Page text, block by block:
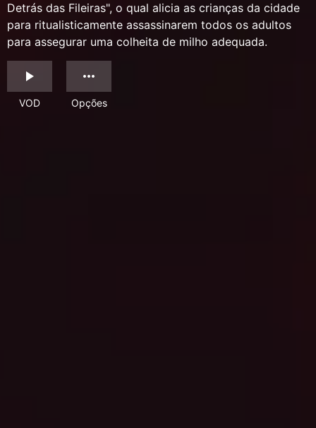
Detrás das Fileiras", o qual alicia as crianças da cidade
para ritualisticamente assassinarem todos os adultos
para assegurar uma colheita de milho adequada.
VOD Opções